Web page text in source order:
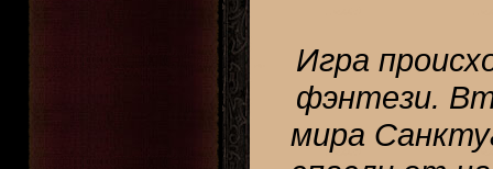
Игра
фэнтези.
мира